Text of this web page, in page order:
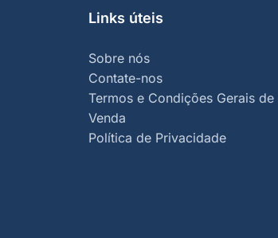
Links úteis
Sobre nós
Contate-nos
Termos e Condições Gerais de
Venda
Política de Privacidade